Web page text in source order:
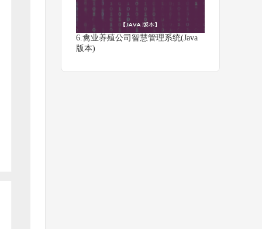
6.禽业养殖公司智慧管理系统(Java
版本)